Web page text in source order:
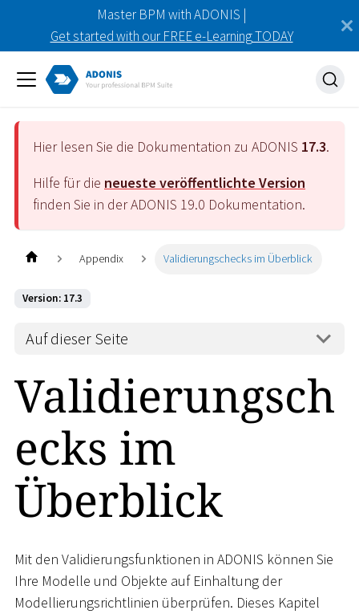
Master BPM with ADONIS |
Get started with our FREE e-Learning TODAY
Hier lesen Sie die Dokumentation zu ADONIS 17.3.
Hilfe für die neueste veröffentlichte Version
finden Sie in der ADONIS 19.0 Dokumentation.
Appendix Validierungschecks im Überblick
Version: 17.3
Auf dieser Seite
Validierungsch
ecks im
Überblick
Mit den Validierungsfunktionen in ADONIS können Sie
Ihre Modelle und Objekte auf Einhaltung der
Modellierungsrichtlinien überprüfen. Dieses Kapitel